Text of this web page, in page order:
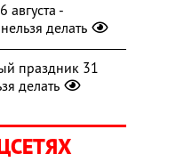
августа -
делать
праздник 31
делать